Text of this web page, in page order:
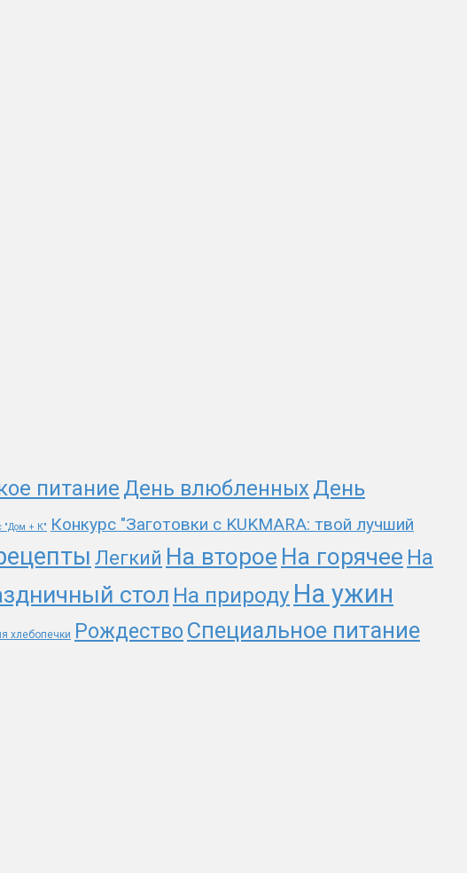
питание День влюбленных День
"Дом + К" Конкурс "Заготовки с KUKMARA: твой лучший
Легкий На второе На горячее На
стол На природу На ужин
хлебопечки Рождество Специальное питание